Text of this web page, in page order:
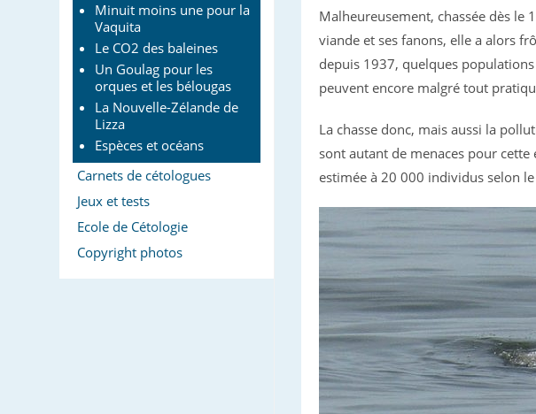
Malheureusement, chassée dès le
viande et ses fanons, elle a alors
depuis 1937, quelques
peuvent encore malgré tout
La chasse donc, mais aussi la
sont autant de menaces pour
estimée à 20 000 individus selon le
Minuit moins une pour la
Vaquita
Le CO2 des baleines
Un Goulag pour les
orques et les bélougas
La Nouvelle-Zélande de
Lizza
Espèces et océans
Carnets de cétologues
Jeux et tests
Ecole de Cétologie
Copyright photos